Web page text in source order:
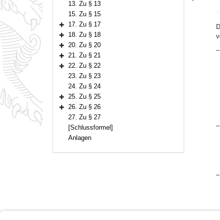
13. Zu § 13
15. Zu § 15
Bereich erweitern
17. Zu § 17
Bereich erweitern
18. Zu § 18
Bereich erweitern
20. Zu § 20
Bereich erweitern
21. Zu § 21
Bereich erweitern
22. Zu § 22
23. Zu § 23
24. Zu § 24
Bereich erweitern
25. Zu § 25
Bereich erweitern
26. Zu § 26
27. Zu § 27
[Schlussformel]
Anlagen
–
–
–